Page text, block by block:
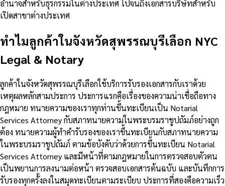
อำนาจสำหรับธุรกรรมในต่างประเทศ ไปจนถึงเอกสารบริษัทสำหรับ
เปิดสาขาต่างประเทศ
ทำไมลูกค้าในจังหวัดสุพรรณบุรีเลือก NYC
Legal & Notary
ลูกค้าในจังหวัดสุพรรณบุรีเลือกใช้บริการรับรองเอกสารกับเราด้วย
เหตุผลหลักสามประการ ประการแรกคือเรื่องของความน่าเชื่อถือทาง
กฎหมาย ทนายความของเราทุกท่านขึ้นทะเบียนเป็น Notarial
Services Attorney กับสภาทนายความในพระบรมราชูปถัมภ์อย่างถูก
ต้อง ทนายความผู้ทำคำรับรองของเราขึ้นทะเบียนกับสภาทนายความ
ในพระบรมราชูปถัมภ์ ตามข้อบังคับว่าด้วยการขึ้นทะเบียน Notarial
Services Attorney และมีหน้าที่ตามกฎหมายในการตรวจสอบตัวตน
เป็นพยานการลงนามต่อหน้า ตรวจสอบเอกสารต้นฉบับ และบันทึกการ
รับรองทุกครั้งลงในสมุดทะเบียนตามระเบียบ ประการที่สองคือความเร็ว